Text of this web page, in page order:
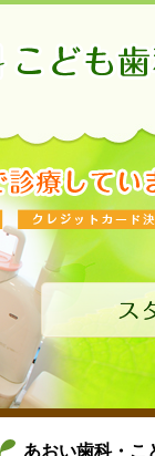
あおい歯科・こ